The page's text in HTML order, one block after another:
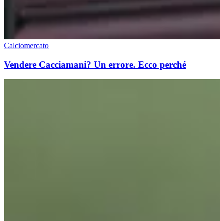
Calciomercato
Vendere Cacciamani? Un errore. Ecco perché